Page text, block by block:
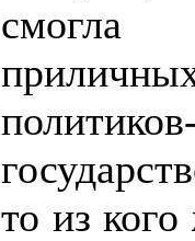
смогла
то из